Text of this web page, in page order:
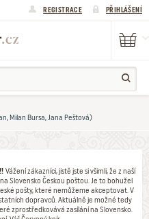
REGISTRACE PŘIHLÁŠENÍ
Milan Bursa, Jana Peštová)
Vážení zákazníci, jistě jste si všimli, že z naší
Slovensko Českou poštou. Je to bohužel
pošty, které nemůžeme akceptovat. V
dopravců. Aktuálně je možné tedy
zprostředkovává zasílání na Slovensko.